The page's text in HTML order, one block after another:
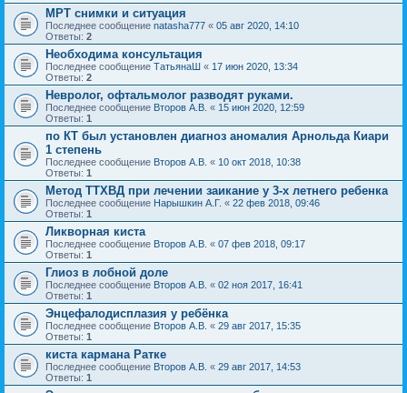
МРТ снимки и ситуация
Последнее сообщение natasha777 « 05 авг 2020, 14:10
Ответы: 2
Необходима консультация
Последнее сообщение ТатьянаШ « 17 июн 2020, 13:34
Ответы: 2
Невролог, офтальмолог разводят руками.
Последнее сообщение Второв А.В. « 15 июн 2020, 12:59
Ответы: 1
по КТ был установлен диагноз аномалия Арнольда Киари
1 степень
Последнее сообщение Второв А.В. « 10 окт 2018, 10:38
Ответы: 1
Метод ТТХВД при лечении заикание у 3-х летнего ребенка
Последнее сообщение Нарышкин А.Г. « 22 фев 2018, 09:46
Ответы: 1
Ликворная киста
Последнее сообщение Второв А.В. « 07 фев 2018, 09:17
Ответы: 1
Глиоз в лобной доле
Последнее сообщение Второв А.В. « 02 ноя 2017, 16:41
Ответы: 1
Энцефалодисплазия у ребёнка
Последнее сообщение Второв А.В. « 29 авг 2017, 15:35
Ответы: 1
киста кармана Ратке
Последнее сообщение Второв А.В. « 29 авг 2017, 14:53
Ответы: 1